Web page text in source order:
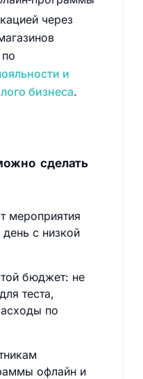
через
и
бизнеса.
сделать
мероприятия
с низкой
бюджет: не
теста,
по
офлайн и